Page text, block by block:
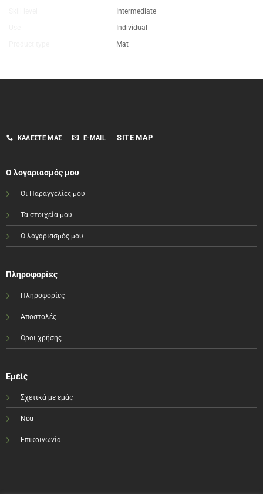
Intermediate
Individual
Mat
ΚΑΛΈΣΤΕ ΜΑΣ E-MAIL SITE MAP
Ο λογαριασμός μου
Οι Παραγγελίες μου
Τα στοιχεία μου
Ο λογαριασμός μου
Πληροφορίες
Πληροφορίες
Αποστολές
Όροι χρήσης
Εμείς
Σχετικά με εμάς
Νέα
Επικοινωνία